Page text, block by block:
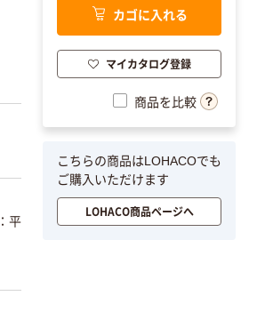
平
カゴに入れる
マイカタログ登録
商品を比較
こちらの商品はLOHACOでも
ご購入いただけます
LOHACO商品ページへ